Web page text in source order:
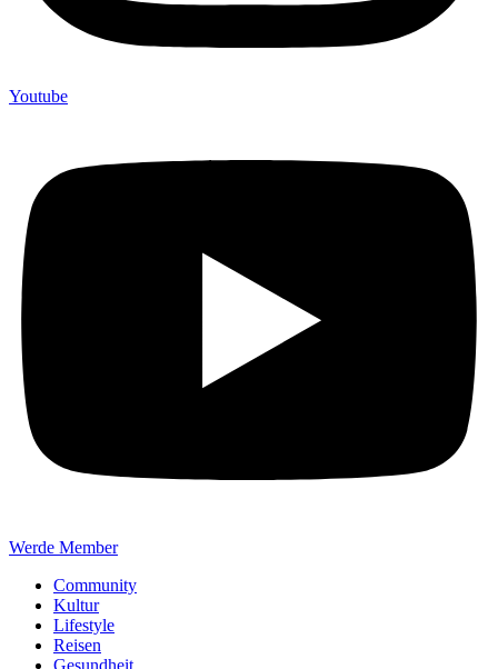
Youtube
Werde Member
Community
Kultur
Lifestyle
Reisen
Gesundheit